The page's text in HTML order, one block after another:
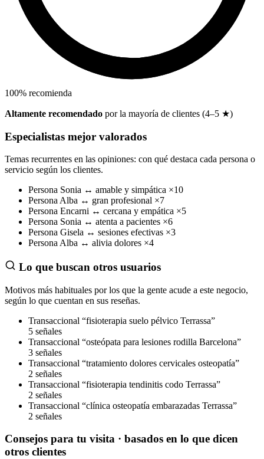
100% recomienda
Altamente recomendado por la mayoría de clientes (4–5 ★)
Especialistas mejor valorados
Temas recurrentes en las opiniones: con qué destaca cada persona o
servicio según los clientes.
Persona Sonia ↔ amable y simpática ×10
PersonaAlba ↔ gran profesional ×7
Persona Encarni ↔ cercana y empática ×5
Persona Sonia ↔ atenta a pacientes ×6
Persona Gisela ↔ sesiones efectivas ×3
PersonaAlba ↔ alivia dolores ×4
Lo que buscan otros usuarios
Motivos más habituales por los que la gente acude a este negocio,
según lo que cuentan en sus reseñas.
Transaccional “fisioterapia suelo pélvico Terrassa”
5 señales
Transaccional “osteópata para lesiones rodilla Barcelona”
3 señales
Transaccional “tratamiento dolores cervicales osteopatía”
2 señales
Transaccional “fisioterapia tendinitis codo Terrassa”
2 señales
Transaccional “clínica osteopatía embarazadas Terrassa”
2 señales
Consejos para tu visita · basados en lo que dicen
otros clientes